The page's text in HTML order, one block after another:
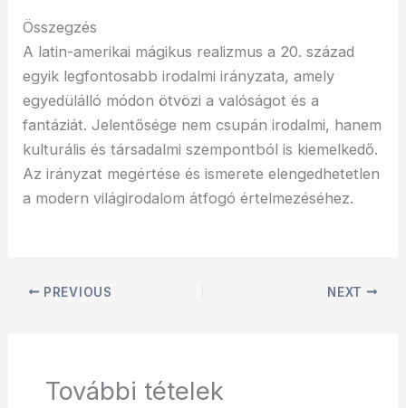
Összegzés
A latin-amerikai mágikus realizmus a 20. század
egyik legfontosabb irodalmi irányzata, amely
egyedülálló módon ötvözi a valóságot és a
fantáziát. Jelentősége nem csupán irodalmi, hanem
kulturális és társadalmi szempontból is kiemelkedő.
Az irányzat megértése és ismerete elengedhetetlen
a modern világirodalom átfogó értelmezéséhez.
PREVIOUS NEXT
További tételek